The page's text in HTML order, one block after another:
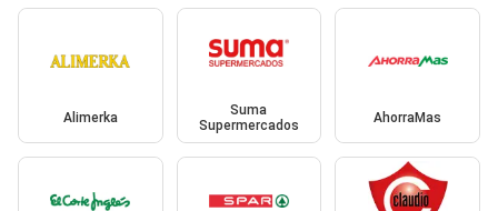
Alimerka
Suma
Supermercados
AhorraMas